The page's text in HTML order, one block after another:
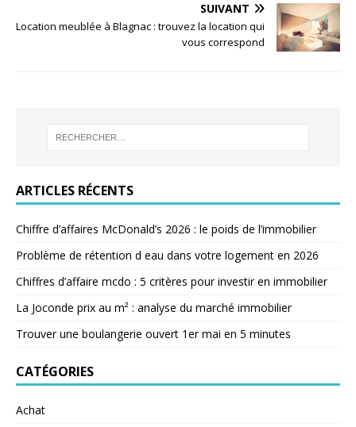
SUIVANT
Location meublée à Blagnac : trouvez la location qui
vous correspond
ARTICLES RÉCENTS
Chiffre d’affaires McDonald’s 2026 : le poids de l’immobilier
Problème de rétention d eau dans votre logement en 2026
Chiffres d’affaire mcdo : 5 critères pour investir en immobilier
La Joconde prix au m² : analyse du marché immobilier
Trouver une boulangerie ouvert 1er mai en 5 minutes
CATÉGORIES
Achat